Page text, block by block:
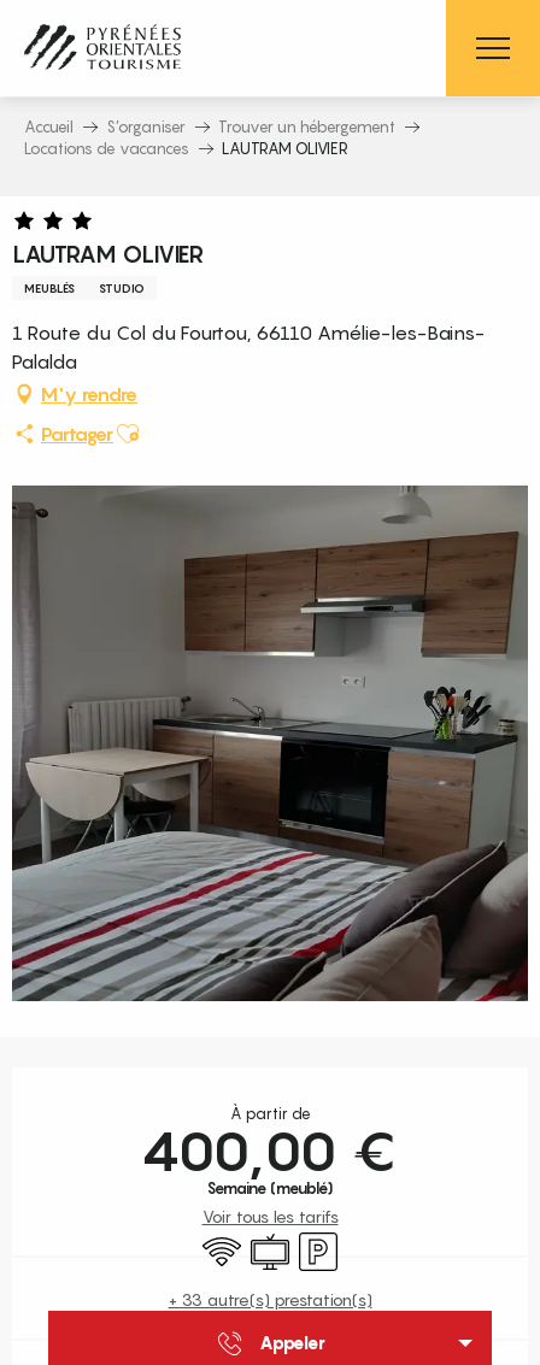
contenu
principal
Accueil S’organiser
Trouver un hébergement
Locations de vacances
LAUTRAM OLIVIER
LAUTRAM OLIVIER
MEUBLÉS STUDIO
1 Route du Col du Fourtou, 66110 Amélie-les-Bains-
Palalda
M'y rendre
PartagerAjouter aux favoris
À partir de
400,00 €
Semaine (meublé)
Voir tous les tarifs
WiFi Télévision
Parking
+ 33 autre(s) prestation(s)
Appeler